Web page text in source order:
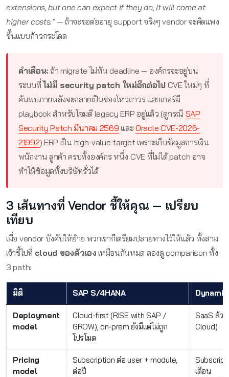
extensions, but one can expect if they do, it will come at
higher costs."— ถ้าจะขอต่ออายุ support จริงๆ vendor จะคิดแพง
ขึ้นแบบก้าวกระโดด
คำเตือน: ถ้า migrate ไม่ทัน deadline — องค์กรจะอยู่บน
ระบบที่ไม่มี security patch ใหม่อีกต่อไปCVE ใหม่ๆ ที่
ค้นพบภายหลังจะกลายเป็นช่องโหว่ถาวร แฮกเกอร์มี
playbook สำหรับโจมตี legacy ERP อยู่แล้ว (ดูกรณี SAP
Security Patch มีนาคม 2569 และOracle CVE-2026-
21992) ERP เป็น high-value target เพราะเก็บข้อมูลการเงิน
พนักงาน ลูกค้า ครบทั้งองค์กร หนึ่ง CVE ที่ไม่ได้ patch อาจ
ทำให้ข้อมูลทั้งบริษัทรั่วได้
3 เส้นทางที่ Vendor ชี้ให้คุณ — เปรียบ
เทียบ
เมื่อ vendor บังคับให้ย้าย พวกเขาก็เตรียมปลายทางไว้ให้แล้ว ทั้งสาม
เจ้าชี้ไปที่ cloud ของตัวเอง เหมือนกันหมด ลองดู comparison ทั้ง
3 path:
มิติ SAP S/4HANA
Deployment
model
Cloud-first (RISE with SAP /
GROW), on-prem ยังมีแต่ไม่ถูก
โปรโมต
SaaS ล้ว
Cloud)
Pricing
model
Subscription ต่อ user + module,
ต่อปี
เดือน